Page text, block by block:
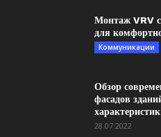
Монтаж VRV
для
Коммуникации
Обзор
фасадов
28.07.2022